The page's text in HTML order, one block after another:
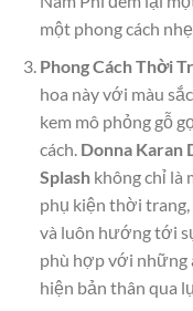
một phong cách
Phong Cách Thời
hoa này với màu
kem mô phỏng gỗ
cách. Donna Karan
Splashkhông chỉ là
phụ kiện thời trang,
và luôn hướng tới
phù hợp với những
hiện bản thân qua